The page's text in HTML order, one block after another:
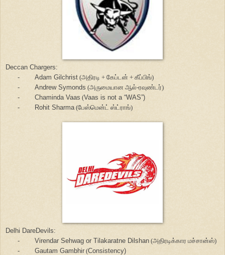
Deccan Chargers:
-
Adam Gilchrist (அதிரடி + கேப்டன் + கீப்பிங்)
-
Andrew Symonds (அருமையான ஆல்-ரவுண்டர்)
-
Chaminda Vaas (Vaas is not a “WAS”)
-
Rohit Sharma (பேஸ்மென்ட் ஸ்ட்ராங்)
Delhi DareDevils:
-
Virendar Sehwag or Tilakaratne Dilshan (அதிரடிக்கார மச்சான்ஸ்)
-
Gautam Gambhir (Consistency)